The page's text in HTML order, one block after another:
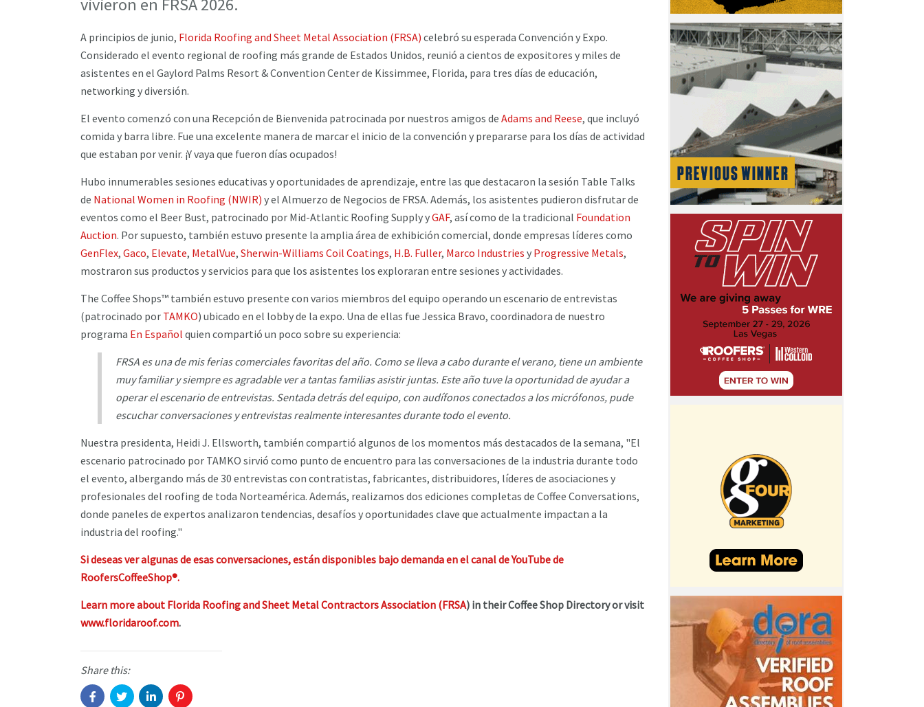
vivieron en FRSA 2026.
A principios de junio, Florida Roofing and Sheet Metal Association (FRSA) celebró su esperada Convención y Expo.
Considerado el evento regional de roofing más grande de Estados Unidos, reunió a cientos de expositores y miles de
asistentes en el Gaylord Palms Resort & Convention Center de Kissimmee, Florida, para tres días de educación,
networking y diversión.
El evento comenzó con una Recepción de Bienvenida patrocinada por nuestros amigos de Adams and Reese, que incluyó
comida y barra libre. Fue una excelente manera de marcar el inicio de la convención y prepararse para los días de actividad
que estaban por venir. ¡Y vaya que fueron días ocupados!
Hubo innumerables sesiones educativas y oportunidades de aprendizaje, entre las que destacaron la sesión Table Talks
de National Women in Roofing (NWIR) y el Almuerzo de Negocios de FRSA. Además, los asistentes pudieron disfrutar de
eventos como el Beer Bust, patrocinado por Mid-Atlantic Roofing Supply yGAF, así como de la tradicional Foundation
Auction. Por supuesto, también estuvo presente la amplia área de exhibición comercial, donde empresas líderes como
GenFlex, Gaco, Elevate, MetalVue, Sherwin-Williams Coil Coatings, H.B. Fuller, Marco Industries y Progressive Metals,
mostraron sus productos y servicios para que los asistentes los exploraran entre sesiones y actividades.
The Coffee Shops™ también estuvo presente con varios miembros del equipo operando un escenario de entrevistas
(patrocinado por TAMKO) ubicado en el lobby de la expo. Una de ellas fue Jessica Bravo, coordinadora de nuestro
programa En Español quien compartió un poco sobre su experiencia:
FRSA es una de mis ferias comerciales favoritas del año. Como se lleva a cabo durante el verano, tiene un ambiente
muy familiar y siempre es agradable ver a tantas familias asistir juntas. Este año tuve la oportunidad de ayudar a
operar el escenario de entrevistas. Sentada detrás del equipo, con audífonos conectados a los micrófonos, pude
escuchar conversaciones y entrevistas realmente interesantes durante todo el evento.
Nuestra presidenta, Heidi J. Ellsworth, también compartió algunos de los momentos más destacados de la semana, "El
escenario patrocinado por TAMKO sirvió como punto de encuentro para las conversaciones de la industria durante todo
el evento, albergando más de 30 entrevistas con contratistas, fabricantes, distribuidores, líderes de asociaciones y
profesionales del roofing de toda Norteamérica. Además, realizamos dos ediciones completas de Coffee Conversations,
donde paneles de expertos analizaron tendencias, desafíos y oportunidades clave que actualmente impactan a la
industria del roofing."
Si deseas ver algunas de esas conversaciones, están disponibles bajo demanda en el canal de YouTube de
RoofersCoffeeShop®.
Learn more about Florida Roofing and Sheet Metal Contractors Association (FRSA) in their Coffee Shop Directory or visit
www.floridaroof.com.
Share this: